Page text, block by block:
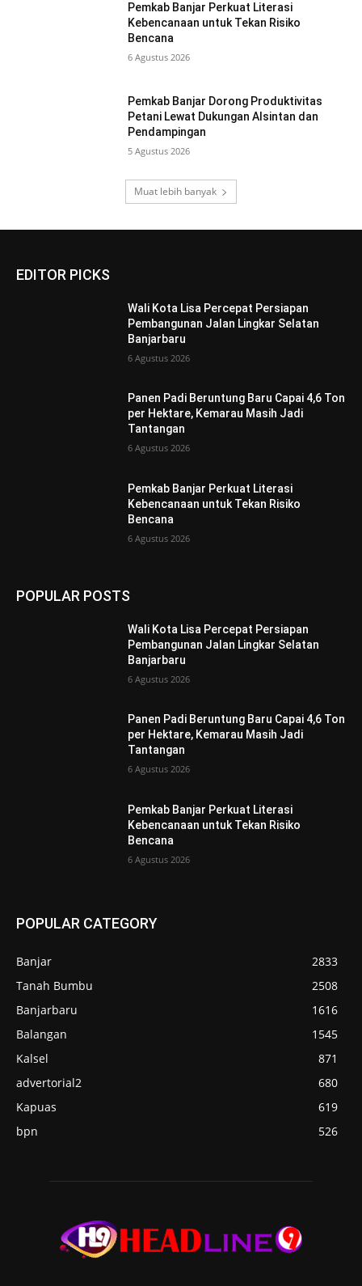
Pemkab Banjar Perkuat Literasi
Kebencanaan untuk Tekan Risiko
Bencana
6 Agustus 2026
Pemkab Banjar Dorong Produktivitas
Petani Lewat Dukungan Alsintan dan
Pendampingan
5 Agustus 2026
Muat lebih banyak
EDITOR PICKS
Wali Kota Lisa Percepat Persiapan
Pembangunan Jalan Lingkar Selatan
Banjarbaru
6 Agustus 2026
Panen Padi Beruntung Baru Capai 4,6 Ton
per Hektare, Kemarau Masih Jadi
Tantangan
6 Agustus 2026
Pemkab Banjar Perkuat Literasi
Kebencanaan untuk Tekan Risiko
Bencana
6 Agustus 2026
POPULAR POSTS
Wali Kota Lisa Percepat Persiapan
Pembangunan Jalan Lingkar Selatan
Banjarbaru
6 Agustus 2026
Panen Padi Beruntung Baru Capai 4,6 Ton
per Hektare, Kemarau Masih Jadi
Tantangan
6 Agustus 2026
Pemkab Banjar Perkuat Literasi
Kebencanaan untuk Tekan Risiko
Bencana
6 Agustus 2026
POPULAR CATEGORY
Banjar
2833
Tanah Bumbu
2508
Banjarbaru
1616
Balangan
1545
Kalsel
871
advertorial2
680
Kapuas
619
bpn
526